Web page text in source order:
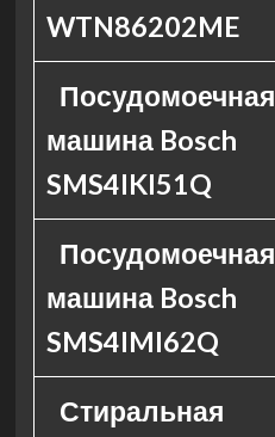
WTN86202ME
Посудомоечная
машина Bosch
SMS4IKI51Q
Посудомоечная
машина Bosch
SMS4IMI62Q
Стиральная